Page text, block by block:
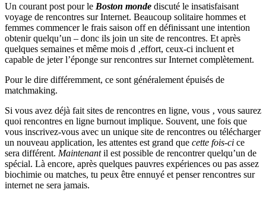
Un courant post pour le Boston monde discuté le insatisfaisant
voyage de rencontres sur Internet. Beaucoup solitaire hommes et
femmes commencer le frais saison off en définissant une intention
obtenir quelqu’un – donc ils join un site de rencontres. Et après
quelques semaines et même mois d ‚effort, ceux-ci incluent et
capable de jeter l’éponge sur rencontres sur Internet complètement.
Pour le dire différemment, ce sont généralement épuisés de
matchmaking.
Si vous avez déjà fait sites de rencontres en ligne, vous ‚ vous saurez
quoi rencontres en ligne burnout implique. Souvent, une fois que
vous inscrivez-vous avec un unique site de rencontres ou télécharger
un nouveau application, les attentes est grand que cette fois-ci ce
sera différent. Maintenantil est possible de rencontrer quelqu’un de
spécial. Là encore, après quelques pauvres expériences ou pas assez
biochimie ou matches, tu peux être ennuyé et penser rencontres sur
internet ne sera jamais.